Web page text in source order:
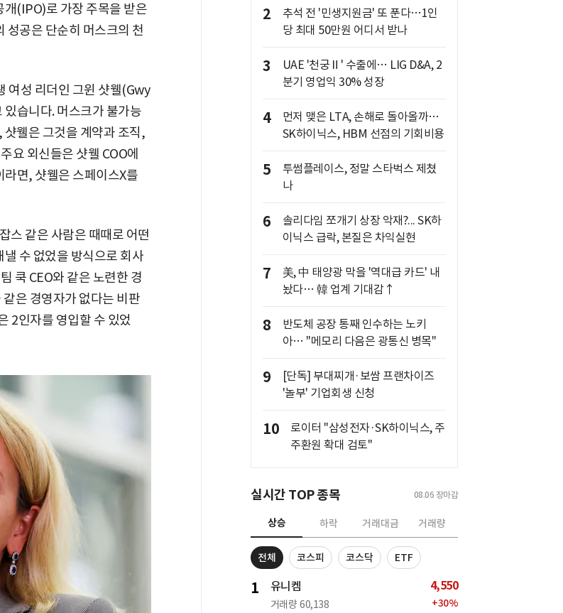
(IPO)로 가장 주목을 받은
성공은 단순히 머스크의 천
여성 리더인 그윈 샷웰(Gwy
습니다. 머스크가 불가능
웰은 그것을 계약과 조직,
요 외신들은 샷웰 COO에
면, 샷웰은 스페이스X를
스 같은 사람은 때때로 어떤
수 없었을 방식으로 회사
쿡 CEO와 같은 노련한 경
은 경영자가 없다는 비판
2인자를 영입할 수 있었
2
추석 전 '민생지원금' 또 푼다…1인
당 최대 50만원 어디서 받나
3
UAE '천궁Ⅱ' 수출에… LIG D&A, 2
분기 영업익 30% 성장
4
먼저 맺은 LTA, 손해로 돌아올까…
SK하이닉스, HBM 선점의 기회비용
5
투썸플레이스, 정말 스타벅스 제쳤
나
6
솔리다임 쪼개기 상장 악재?... SK하
이닉스 급락, 본질은 차익실현
7
美, 中 태양광 막을 '역대급 카드' 내
놨다… 韓 업계 기대감↑
8
반도체 공장 통째 인수하는 노키
아… "메모리 다음은 광통신 병목"
9
[단독] 부대찌개·보쌈 프랜차이즈
'놀부' 기업회생 신청
10
로이터 "삼성전자·SK하이닉스, 주
주환원 확대 검토"
실시간 TOP 종목 08.06 장마감
상승 하락 거래대금 거래량
전체 코스피 코스닥 ETF
1 유니켐
거래량 60,138
4,550
+30%